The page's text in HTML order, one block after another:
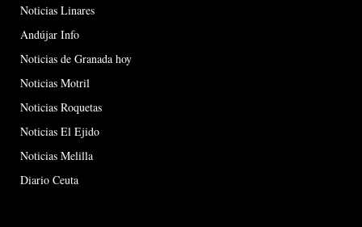
Noticias Linares
Andújar Info
Noticias de Granada hoy
Noticias Motril
Noticias Roquetas
Noticias El Ejido
Noticias Melilla
Diario Ceuta